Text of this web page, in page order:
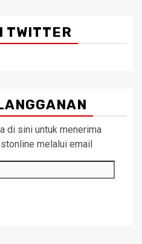
TWITTER
di sini untuk menerima
melalui email